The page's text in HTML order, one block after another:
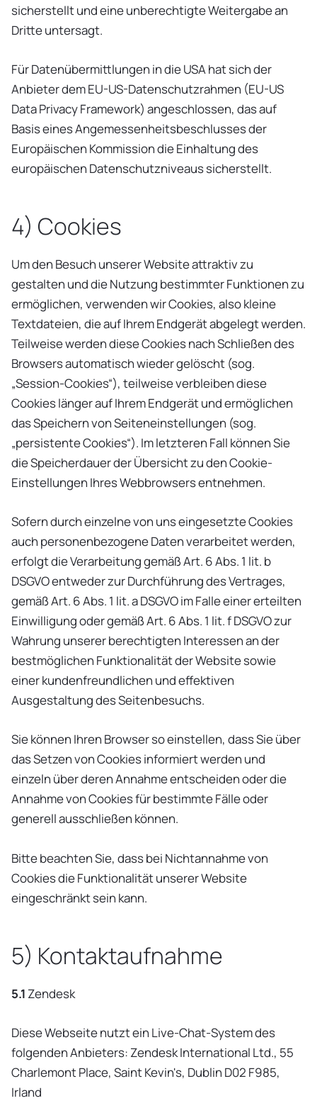
sicherstellt und eine unberechtigte Weitergabe an
Dritte untersagt.
Für Datenübermittlungen in die USA hat sich der
Anbieter dem EU-US-Datenschutzrahmen (EU-US
Data Privacy Framework) angeschlossen, das auf
Basis eines Angemessenheitsbeschlusses der
Europäischen Kommission die Einhaltung des
europäischen Datenschutzniveaus sicherstellt.
4) Cookies
Um den Besuch unserer Website attraktiv zu
gestalten und die Nutzung bestimmter Funktionen zu
ermöglichen, verwenden wir Cookies, also kleine
Textdateien, die auf Ihrem Endgerät abgelegt werden.
Teilweise werden diese Cookies nach Schließen des
Browsers automatisch wieder gelöscht (sog.
„Session-Cookies“), teilweise verbleiben diese
Cookies länger auf Ihrem Endgerät und ermöglichen
das Speichern von Seiteneinstellungen (sog.
„persistente Cookies“). Im letzteren Fall können Sie
die Speicherdauer der Übersicht zu den Cookie-
Einstellungen Ihres Webbrowsers entnehmen.
Sofern durch einzelne von uns eingesetzte Cookies
auch personenbezogene Daten verarbeitet werden,
erfolgt die Verarbeitung gemäß Art. 6 Abs. 1 lit. b
DSGVO entweder zur Durchführung des Vertrages,
gemäß Art. 6 Abs. 1 lit. a DSGVO im Falle einer erteilten
Einwilligung oder gemäß Art. 6 Abs. 1 lit. f DSGVO zur
Wahrung unserer berechtigten Interessen an der
bestmöglichen Funktionalität der Website sowie
einer kundenfreundlichen und effektiven
Ausgestaltung des Seitenbesuchs.
Sie können Ihren Browser so einstellen, dass Sie über
das Setzen von Cookies informiert werden und
einzeln über deren Annahme entscheiden oder die
Annahme von Cookies für bestimmte Fälle oder
generell ausschließen können.
Bitte beachten Sie, dass bei Nichtannahme von
Cookies die Funktionalität unserer Website
eingeschränkt sein kann.
5) Kontaktaufnahme
5.1 Zendesk
Diese Webseite nutzt ein Live-Chat-System des
folgenden Anbieters: Zendesk International Ltd., 55
Charlemont Place, Saint Kevin's, Dublin D02 F985,
Irland